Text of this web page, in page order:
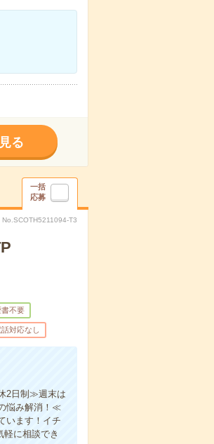
る
一括
応募
No.SCOTH5211094-T3
書不要
話対応なし
2日制≫週末は
悩み解消！≪
います！イチ
に相談でき